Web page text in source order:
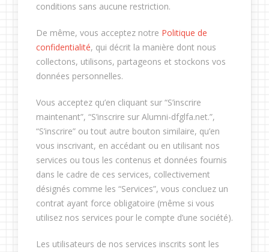
conditions sans aucune restriction.
De même, vous acceptez notre Politique de
confidentialité, qui décrit la manière dont nous
collectons, utilisons, partageons et stockons vos
données personnelles.
Vous acceptez qu’en cliquant sur “S’inscrire
maintenant”, “S’inscrire sur Alumni-dfglfa.net.”,
“S’inscrire” ou tout autre bouton similaire, qu’en
vous inscrivant, en accédant ou en utilisant nos
services ou tous les contenus et données fournis
dans le cadre de ces services, collectivement
désignés comme les “Services”, vous concluez un
contrat ayant force obligatoire (même si vous
utilisez nos services pour le compte d’une société).
Les utilisateurs de nos services inscrits sont les